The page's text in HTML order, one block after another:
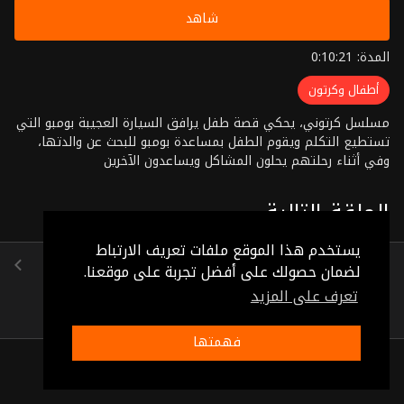
يستخدم هذا الموقع ملفات تعريف الارتباط
لضمان حصولك على أفضل تجربة على موقعنا.
تعرف على المزيد
فهمتها
شاهد
المدة: 0:10:21
أطفال وكرتون
مسلسل كرتوني، يحكي قصة طفل يرافق السيارة العجيبة بومبو التي
تستطيع التكلم ويقوم الطفل بمساعدة بومبو للبحث عن والدتها،
وفي أثناء رحلتهم يحلون المشاكل ويساعدون الآخرين
الحلقة التالية
الحلقة 95
(0:10:27)